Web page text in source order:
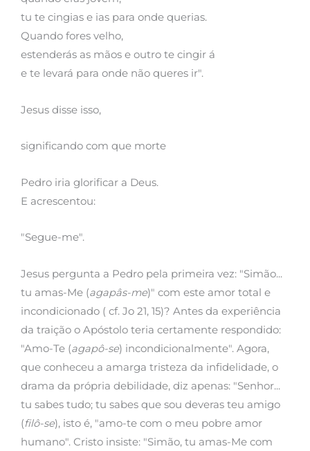
tu te cingias e ias para onde querias.
Quando fores velho,
estenderás as mãos e outro te cingir á
e te levará para onde não queres ir".
Jesus disse isso,
significando com que morte
Pedro iria glorificar a Deus.
E acrescentou:
"Segue-me".
Jesus pergunta a Pedro pela primeira vez: "Simão...
tu amas-Me (agapâs-me)" com este amor total e
incondicionado ( cf. Jo 21, 15)? Antes da experiência
da traição o Apóstolo teria certamente respondido:
"Amo-Te (agapô-se) incondicionalmente". Agora,
que conheceu a amarga tristeza da infidelidade, o
drama da própria debilidade, diz apenas: "Senhor...
tu sabes tudo; tu sabes que sou deveras teu amigo
(filô-se), isto é, "amo-te com o meu pobre amor
humano". Cristo insiste: "Simão, tu amas-Me com